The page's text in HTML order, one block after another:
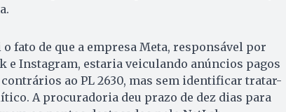
fato de que a empresa Meta, responsável por
e Instagram, estaria veiculando anúncios pagos
ao PL 2630, mas sem identificar tratar-
A procuradoria deu prazo de dez dias para